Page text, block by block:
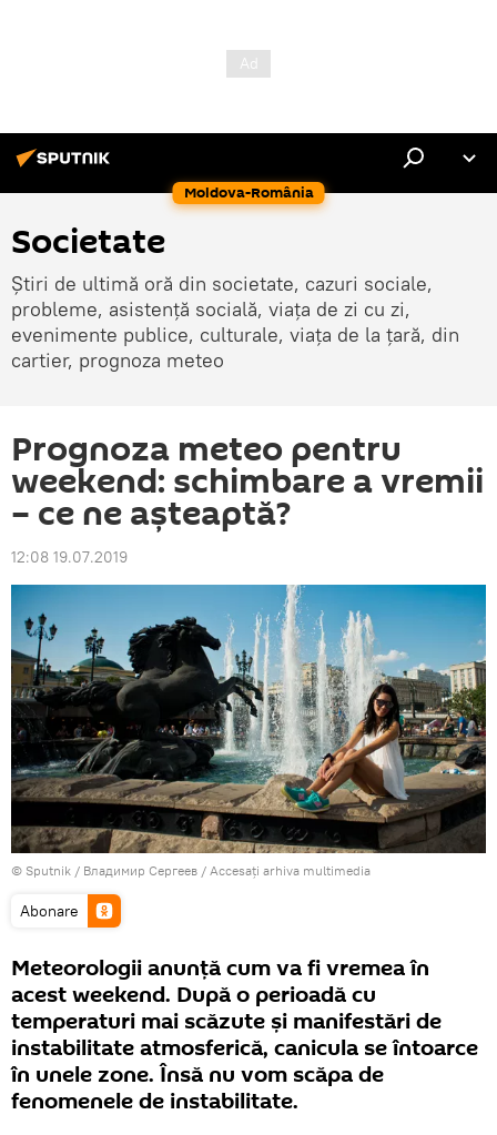
Moldova-România
Societate
Știri de ultimă oră din societate, cazuri sociale,
probleme, asistență socială, viața de zi cu zi,
evenimente publice, culturale, viața de la țară, din
cartier, prognoza meteo
Prognoza meteo pentru
weekend: schimbare a vremii
– ce ne aşteaptă?
12:08 19.07.2019
© Sputnik / Владимир Сергеев / Accesați arhiva multimedia
Abonare
Meteorologii anunţă cum va fi vremea în
acest weekend. După o perioadă cu
temperaturi mai scăzute şi manifestări de
instabilitate atmosferică, canicula se întoarce
în unele zone. Însă nu vom scăpa de
fenomenele de instabilitate.